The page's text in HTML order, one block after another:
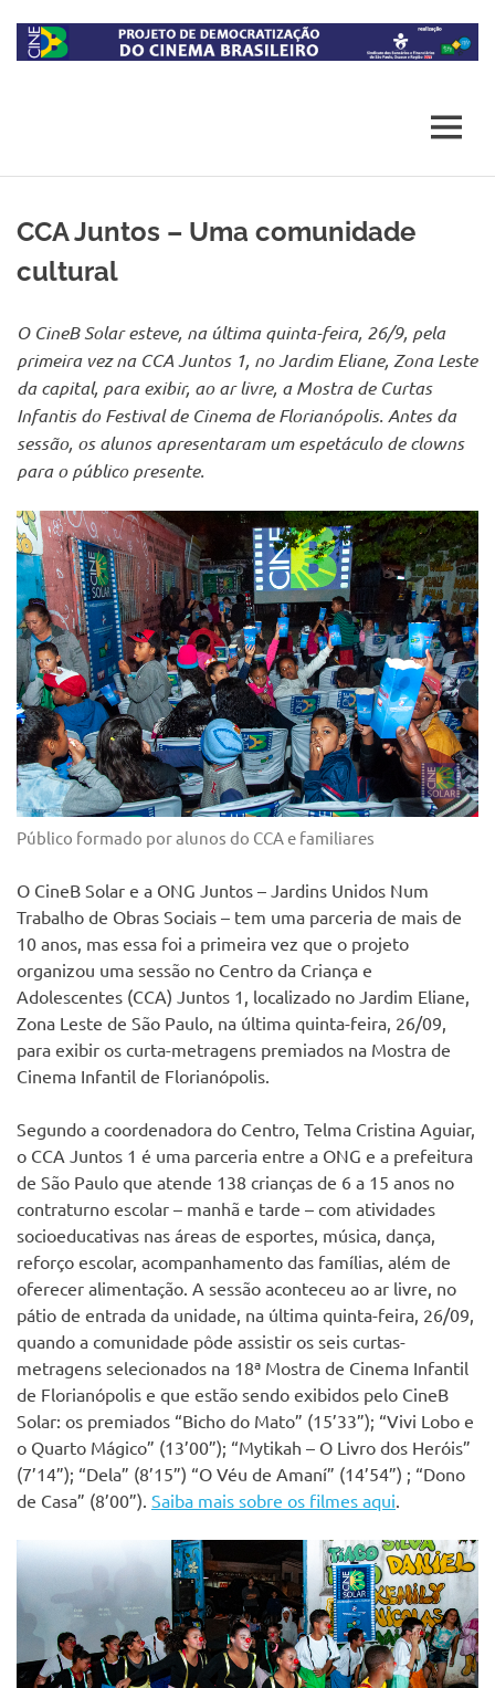
content
brasileiro
MENU
CCA Juntos – Uma comunidade
cultural
O CineB Solar esteve, na última quinta-feira, 26/9, pela
primeira vez na CCA Juntos 1, no Jardim Eliane, Zona Leste
da capital, para exibir, ao ar livre, a Mostra de Curtas
Infantis do Festival de Cinema de Florianópolis. Antes da
sessão, os alunos apresentaram um espetáculo de clowns
para o público presente.
Público formado por alunos do CCA e familiares
O CineB Solar e a ONG Juntos – Jardins Unidos Num
Trabalho de Obras Sociais – tem uma parceria de mais de
10 anos, mas essa foi a primeira vez que o projeto
organizou uma sessão no Centro da Criança e
Adolescentes (CCA) Juntos 1, localizado no Jardim Eliane,
Zona Leste de São Paulo, na última quinta-feira, 26/09,
para exibir os curta-metragens premiados na Mostra de
Cinema Infantil de Florianópolis.
Segundo a coordenadora do Centro, Telma Cristina Aguiar,
o CCA Juntos 1 é uma parceria entre a ONG e a prefeitura
de São Paulo que atende 138 crianças de 6 a 15 anos no
contraturno escolar – manhã e tarde – com atividades
socioeducativas nas áreas de esportes, música, dança,
reforço escolar, acompanhamento das famílias, além de
oferecer alimentação. A sessão aconteceu ao ar livre, no
pátio de entrada da unidade, na última quinta-feira, 26/09,
quando a comunidade pôde assistir os seis curtas-
metragens selecionados na 18ª Mostra de Cinema Infantil
de Florianópolis e que estão sendo exibidos pelo CineB
Solar: os premiados “Bicho do Mato” (15’33”); “Vivi Lobo e
o Quarto Mágico” (13’00”); “Mytikah – O Livro dos Heróis”
(7’14”); “Dela” (8’15”) “O Véu de Amaní” (14’54”) ; “Dono
de Casa” (8’00”). Saiba mais sobre os filmes aqui